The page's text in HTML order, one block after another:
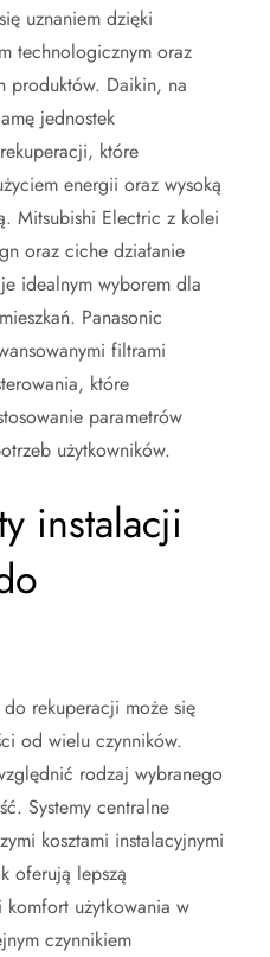
uznaniem dzięki
technologicznym oraz
produktów. Daikin, na
jednostek
które
energii oraz wysoką
Mitsubishi Electric z kolei
oraz ciche działanie
idealnym wyborem dla
Panasonic
filtrami
które
parametrów
użytkowników.
instalacji
rekuperacji może się
od wielu czynników.
rodzaj wybranego
Systemy centralne
kosztami instalacyjnymi
oferują lepszą
komfort użytkowania w
czynnikiem